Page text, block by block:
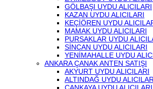
GÖLBAŞI UYDU ALICILARI
KAZAN UYDU ALICILARI
KEÇİÖREN UYDU
MAMAK UYDU ALICILARI
PURSAKLAR UYDU
SİNCAN UYDU ALICILARI
YENİMAHALLE UYDU
ANKARA ÇANAK ANTEN SATIŞI
AKYURT UYDU ALICILARI
ALTINDAĞ UYDU